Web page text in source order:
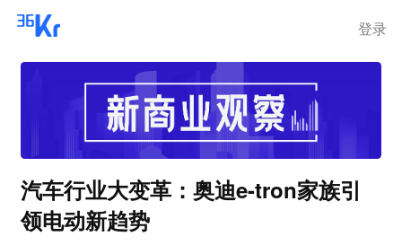
登录
汽车行业大变革：奥迪e-tron家族引
领电动新趋势